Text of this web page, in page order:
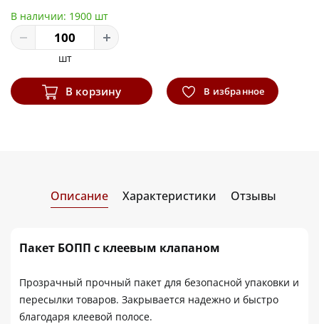
В наличии: 1900 шт
шт
В корзину В избранное
Описание Характеристики Отзывы
Пакет БОПП с клеевым клапаном
Прозрачный прочный пакет для безопасной упаковки и
пересылки товаров. Закрывается надежно и быстро
благодаря клеевой полосе.